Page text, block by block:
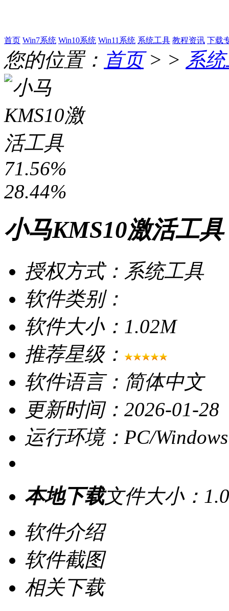
首页 Win7系统 Win10系统 Win11系统 系统工具 教程资讯 下载
您的位置： 首页> > 系
71.56%
28.44%
小马KMS10激活工
授权方式：系统工具
软件类别：
软件大小：1.02M
推荐星级：
软件语言：简体中文
更新时间：2026-01-28
运行环境：PC/Windows
本地下载文件大小：
软件介绍
软件截图
相关下载